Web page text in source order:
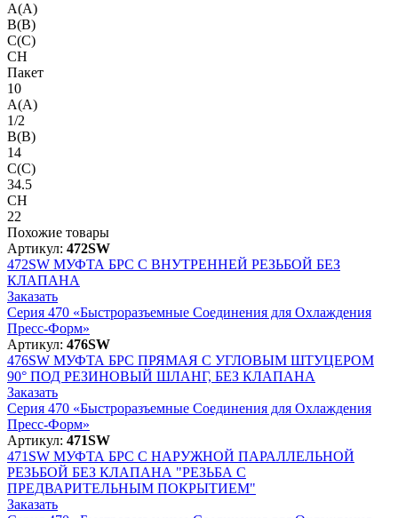
A(A)
B(B)
C(C)
CH
Пакет
10
A(A)
1/2
B(B)
14
C(C)
34.5
CH
22
Похожие товары
Артикул: 472SW
472SW МУФТА БРС С ВНУТРЕННЕЙ РЕЗЬБОЙ БЕЗ
КЛАПАНА
Заказать
Серия 470 «Быстроразъемные Соединения для Охлаждения
Пресс-Форм»
Артикул: 476SW
476SW МУФТА БРС ПРЯМАЯ С УГЛОВЫМ ШТУЦЕРОМ
90° ПОД РЕЗИНОВЫЙ ШЛАНГ, БЕЗ КЛАПАНА
Заказать
Серия 470 «Быстроразъемные Соединения для Охлаждения
Пресс-Форм»
Артикул: 471SW
471SW МУФТА БРС С НАРУЖНОЙ ПАРАЛЛЕЛЬНОЙ
РЕЗЬБОЙ БЕЗ КЛАПАНА "РЕЗЬБА С
ПРЕДВАРИТЕЛЬНЫМ ПОКРЫТИЕМ"
Заказать